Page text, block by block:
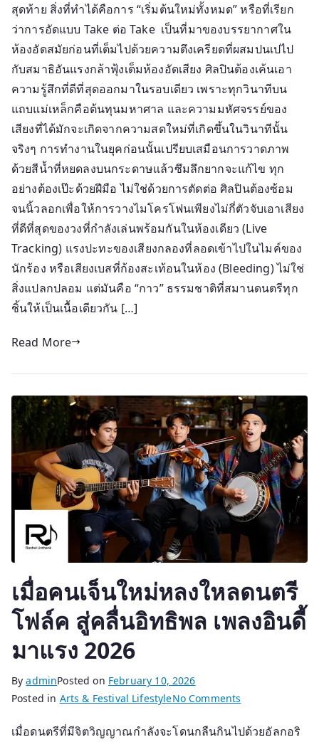
เป๊ะ!
สุดท้าย สิ่งที่ทำได้คือการ “เริ่มต้นใหม่ทั้งหมด” หรือที่เรียก
ว่าการอัดแบบ Take ต่อ Take เป็นที่มาของบรรยากาศใน
ห้องอัดสมัยก่อนที่เต็มไปด้วยความตึงเครียดที่ผสมปนเปไป
กับสมาธิอันแรงกล้าฟุ้งเต็มห้องอัดเสียง ศิลปินต้องเค้นเอา
ความรู้สึกที่ดีที่สุดออกมาในรอบเดียว เพราะทุกวินาทีบน
แถบแม่เหล็กคือต้นทุนมหาศาล และความมหัศจรรย์ของ
เสียงที่ได้มักจะเกิดจากความสดใหม่ที่เกิดขึ้นในวินาทีนั้น
จริงๆ การทำงานในยุคก่อนนั้นเปรียบเสมือนการวาดภาพ
ด้วยสีน้ำที่หยดลงบนกระดาษแล้วซึมลึกยากจะแก้ไข ทุก
อย่างต้องเป๊ะด้วยฝีมือ ไม่ใช่ด้วยการตัดต่อ ศิลปินต้องซ้อม
จนนิ้วลอกเพื่อให้การวางไมโครโฟนเพียงไม่กี่ตัวจับเอาเสียง
ที่ดีที่สุดของวงที่กำลังเล่นพร้อมกันในห้องเดียว (Live
Tracking) แรงปะทะของเสียงกลองที่ลอดเข้าไปในไมค์ของ
นักร้อง หรือเสียงเบสที่ก้องสะเท้อนในห้อง (Bleeding) ไม่ใช่
สิ่งแปลกปลอม แต่มันคือ “กาว” ธรรมชาติที่สมานดนตรีทุก
ชิ้นให้เป็นเนื้อเดียวกัน […]
Read More
เมื่อคนเจ็นใหม่หลงใหลดนตรี
โฟล์ค สู่คลื่นอิทธิพล เพลงอินดี้
มาแรง 2026
ByadminPosted on February 10, 2026
Posted in Arts & Festival LifestyleNo Comments
คน
เมื่อดนตรีที่มีจิตวิญญาณกำลังจะโดนกลืนกินไปด้วยอัลกอริ